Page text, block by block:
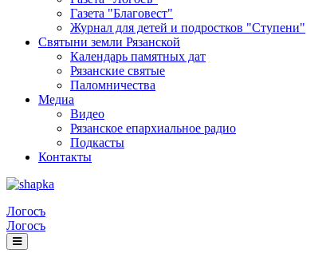
Газета "Благовест"
Журнал для детей и подростков "Ступени"
Святыни земли Рязанской
Календарь памятных дат
Рязанские святые
Паломничества
Медиа
Видео
Рязанское епархиальное радио
Подкасты
Контакты
Логосъ
Логосъ